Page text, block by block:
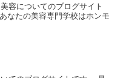
容についてのブログサイト
なたの美容専門学校はホンモ